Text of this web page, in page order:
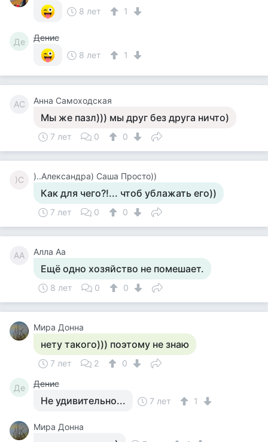
8 лет
1
Де
Денис
8 лет
1
АС Анна Самоходская
Мы же пазл))) мы друг без друга ничто)
7 лет 0 0
)С )..Александра) Саша Просто))
Как для чего?!... чтоб ублажать его))
7 лет 0 0
АА Алла Аа
Ещё одно хозяйство не помешает.
8 лет 0 0
Мира Донна
нету такого))) поэтому не знаю
7 лет 2 0
Де Денис
Не удивительно... 7 лет 1
Мира Донна